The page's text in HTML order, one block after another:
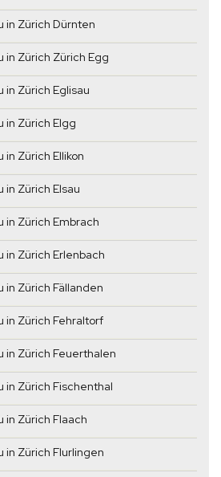
in Zürich Dürnten
in Zürich Zürich Egg
in Zürich Eglisau
in Zürich Elgg
in Zürich Ellikon
in Zürich Elsau
in Zürich Embrach
in Zürich Erlenbach
in Zürich Fällanden
in Zürich Fehraltorf
in Zürich Feuerthalen
in Zürich Fischenthal
in Zürich Flaach
in Zürich Flurlingen